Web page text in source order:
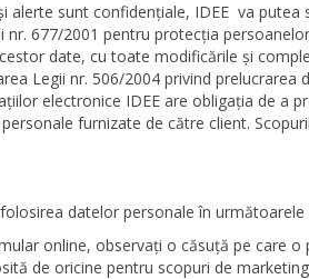
alerte sunt confidenţiale, IDEE va putea
677/2001 pentru protecţia
date, cu toate modificările şi
Legii nr. 506/2004 privind prelucrarea
electronice IDEE are obligaţia de a
furnizate de către client.
datelor personale în următoarele
online, observați o căsuță pe care o
de oricine pentru scopuri de marketing